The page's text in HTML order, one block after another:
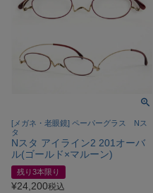
[メガネ・老眼鏡] ペーパーグラス Nス
タ
Nスタ アイライン2 201オーバ
ル(ゴールド×マルーン)
残り3本限り
¥24,200税込